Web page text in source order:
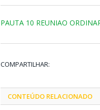
PAUTA 10 REUNIAO
COMPARTILHAR:
CONTEÚDO RELACIONADO